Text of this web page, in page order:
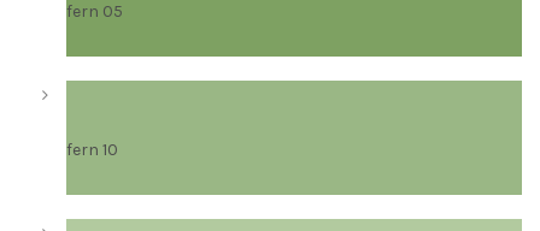
fern 05
fern 10